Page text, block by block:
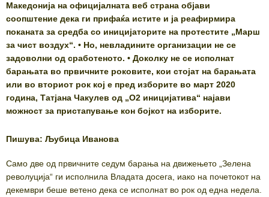
Македонија на официјалната веб страна објави
соопштение дека ги прифаќа истите и ја реафирмира
поканата за средба со иницијаторите на протестите „Марш
за чист воздух“. • Но, невладините организации не се
задоволни од сработеното. • Доколку не се исполнат
барањата во првичните роковите, кои стојат на барањата
или во вториот рок кој е пред изборите во март 2020
година, Татјана Чакулев од „О2 иницијатива“ најави
можност за пристапување кон бојкот на изборите.
Пишува: Љубица Иванова
Само две од првичните седум барања на движењето „Зелена
револуција“ ги исполнила Владата досега, иако на почетокот на
декември беше ветено дека се исполнат во рок од една недела.